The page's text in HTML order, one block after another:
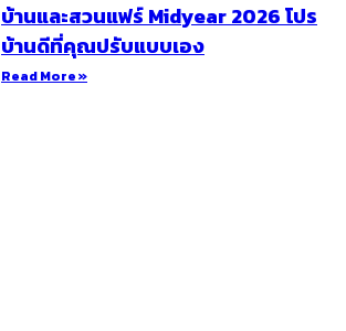
บ้านและสวนแฟร์ Midyear 2026 โปร
บ้านดีที่คุณปรับแบบเอง
Read More »